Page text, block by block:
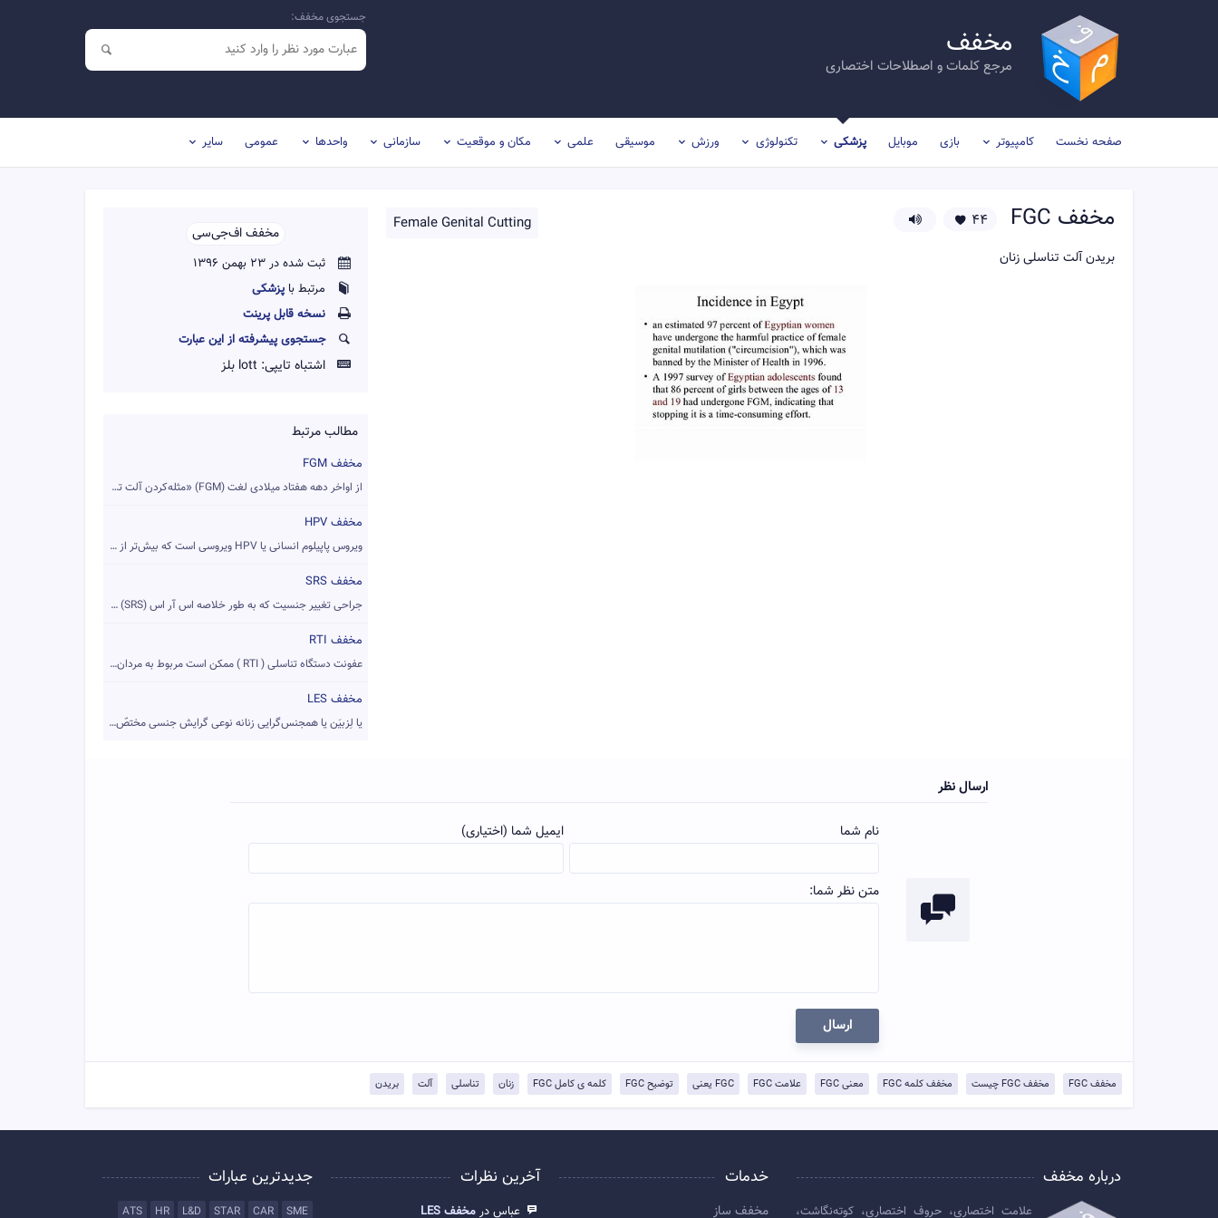
مخفف
مرجع کلمات و اصطلاحات اختصاری
جستجوی مخفف:
صفحه نخست کامپیوتر بازی موبایل پزشکی تکنولوژی ورزش موسیقی علمی مکان و موقعیت سازمانی واحدها عمومی سایر
مخفف FGC
Female Genital Cutting 44
بریدن آلت تناسلی زنان
مخفف اف‌جی‌سی‌‌
ثبت شده در 23 بهمن 1396
مرتبط باپزشکی
نسخه قابل پرينت
جستجوی پیشرفته از این عبارت
اشتباه تایپی: lott بلز
مطالب مرتبط
مخفف FGM
از اواخر دهه هفتاد میلادی لغت FGM)‎) ‏«مثله‌کردن آلت تناسلی ...
مخفف HPV
ویروس پاپیلوم انسانی یا HPV ویروسی است که بیش‌تر از همه در ز...
مخفف SRS
جراحی تغییر جنسیت که به طور خلاصه اس آر اس (SRS) گفته می‌شود...
مخفف RTI
عفونت دستگاه تناسلی ( RTI ) ممکن است مربوط به مردان یا زنان ...
مخفف LES
یا لِزبیَن یا همجنس‌گرایی زنانه نوعی گرایش جنسی مختصّ زنان ا...
ارسال نظر
نام شما ایمیل شما (اختیاری)
متن نظر شما:
ارسال
مخفف FGC مخفف FGC چیست مخفف کلمه FGC معنی FGC علامت FGC FGC یعنی توضيح FGC کلمه ی کامل FGC زنان تناسلی آلت بریدن
درباره مخفف
علامت اختصاری، حروف اختصاری، کوته‌نگاشت،
خدمات
مخفف ساز
آخرین نظرات
عباس در مخفف LES
جدیدترین عبارات
SME
CAR
STAR
L&D
HR
ATS